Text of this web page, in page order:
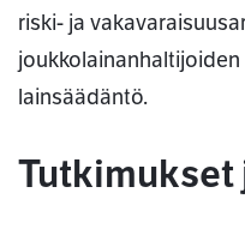
riski- ja
lainsäädäntö.